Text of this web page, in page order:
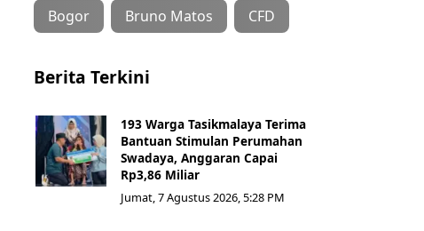
Bogor Bruno Matos CFD
Berita Terkini
193 Warga Tasikmalaya Terima
Bantuan Stimulan Perumahan
Swadaya, Anggaran Capai
Rp3,86 Miliar
Jumat, 7 Agustus 2026, 5:28 PM